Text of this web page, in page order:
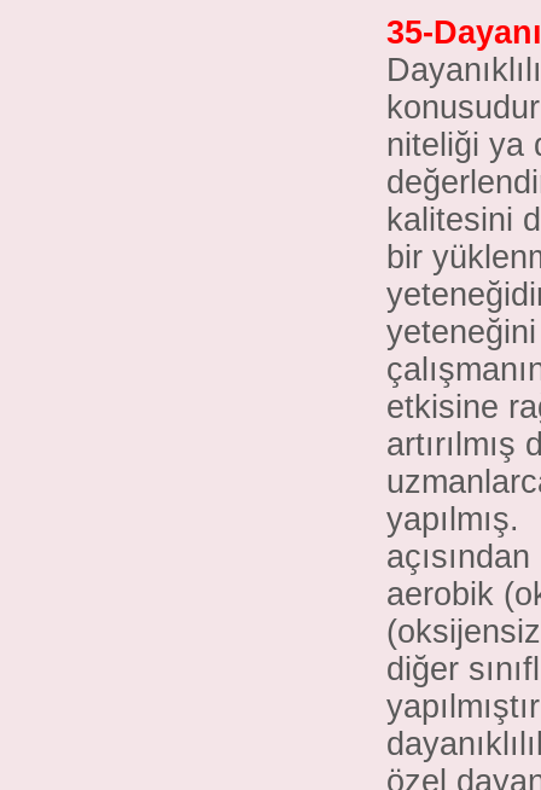
35-
niteliği ya
kalitesini
bir
etkisine
aerobik
diğer
özel